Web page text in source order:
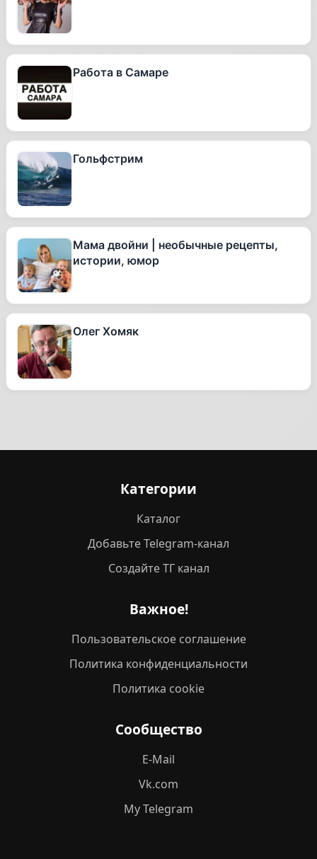
Работа в Самаре
Гольфстрим
Мама двойни | необычные рецепты,
истории, юмор
Олег Хомяк
Категории
Каталог
Добавьте Telegram-канал
Создайте ТГ канал
Важное!
Пользовательское соглашение
Политика конфиденциальности
Политика cookie
Сообщество
E-Mail
Vk.com
My Telegram